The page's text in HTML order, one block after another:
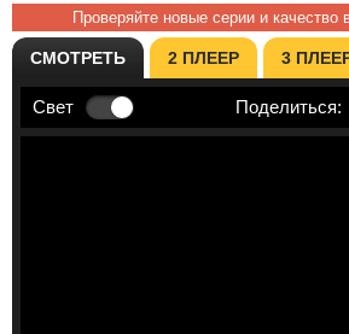
Проверяйте новые серии и качество
СМОТРЕТЬ 2 ПЛЕЕР 3
Свет